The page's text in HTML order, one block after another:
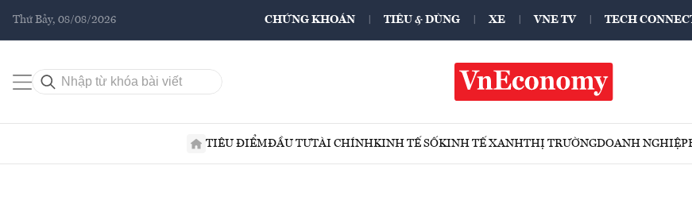
Thứ Bảy, 08/08/2026 CHỨNG KHOÁN TIÊU & DÙNG XE VNE TV TECH
TIÊU ĐIỂMĐẦU TƯTÀI CHÍNHKINH TẾ SỐKINH TẾ XANHTHỊ TRƯỜNGDOANH NGHIỆP